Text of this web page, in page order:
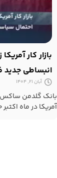
بازار کار
انبساطی جدید
آبان 21, 1404
بانک گلدمن ساکس
آمریکا در ماه اکتبر حدود ۵۰